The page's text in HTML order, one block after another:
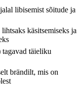
libisemist sõitude ja
käsitsemiseks ja
täieliku
brändilt, mis on